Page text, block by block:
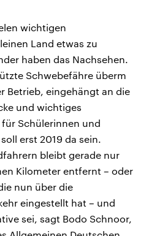
wichtigen
Land etwas zu
haben das Nachsehen.
Schwebefähre überm
Betrieb, eingehängt an die
und wichtiges
Schülerinnen und
erst 2019 da sein.
bleibt gerade nur
Kilometer entfernt – oder
nun über die
eingestellt hat – und
sei, sagt Bodo Schnoor,